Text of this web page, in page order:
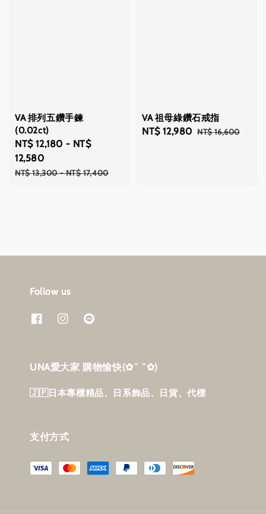
VA 排列五鑽手鍊
(0.02ct)
Sale
price
NT$ 12,180 - NT$
12,580
Regular
NT$ 13,300-NT$ 17,400
VA 祖母綠鑽石戒指
Sale
NT$ 12,980 Regular
NT$ 16,600
Follow us
UNA愛大家 購物愉快‎(✿˘ ˘✿)
🇯🇵日本專櫃精品、日系飾品、日貨、代標
支付方式